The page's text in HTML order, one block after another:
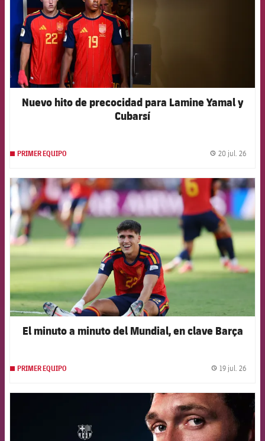
Nuevo hito de precocidad para Lamine Yamal y
Cubarsí
PRIMER EQUIPO 20 jul. 26
FCB Barcelona badge
El minuto a minuto del Mundial, en clave Barça
PRIMER EQUIPO 19 jul. 26
FCB Barcelona badge